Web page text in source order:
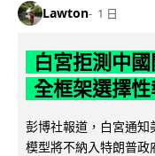
Lawton 1 日
白宮拒測中
全框架選擇
彭博社報道，白宮通
模型將不納入特朗普